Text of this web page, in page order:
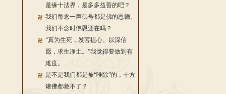
是缘十法界，是多多益善的吧？
我们每念一声佛号都是佛的恩德。
我们不念时佛恩还在吗？
“真为生死，发菩提心。以深信
愿，求生净土。”我觉得要做到有
难度。
是不是我们都是被“唯除”的，十方
诸佛都救不了？